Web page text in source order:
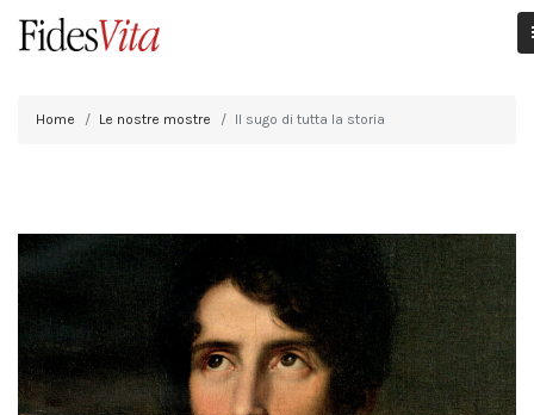
Home Le nostre mostre Il sugo di tutta la storia